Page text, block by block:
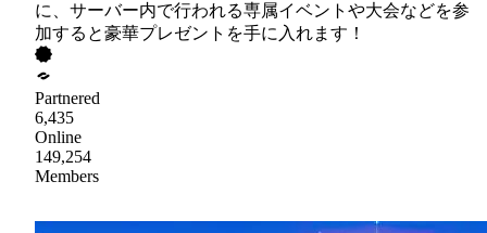
に、サーバー内で行われる専属イベントや大会などを参
加すると豪華プレゼントを手に入れます！
Partnered
6,435
Online
149,254
Members